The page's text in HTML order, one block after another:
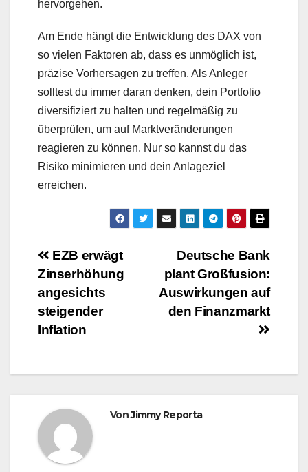
hervorgehen.
Am Ende hängt die Entwicklung des DAX von
so vielen Faktoren ab, dass es unmöglich ist,
präzise Vorhersagen zu treffen. Als Anleger
solltest du immer daran denken, dein Portfolio
diversifiziert zu halten und regelmäßig zu
überprüfen, um auf Marktveränderungen
reagieren zu können. Nur so kannst du das
Risiko minimieren und dein Anlageziel
erreichen.
Beitragsnavigation
Deutsche Bank
plant Großfusion:
Auswirkungen auf
den Finanzmarkt
EZB erwägt
Zinserhöhung
angesichts
steigender
Inflation
VonJimmy Reporta